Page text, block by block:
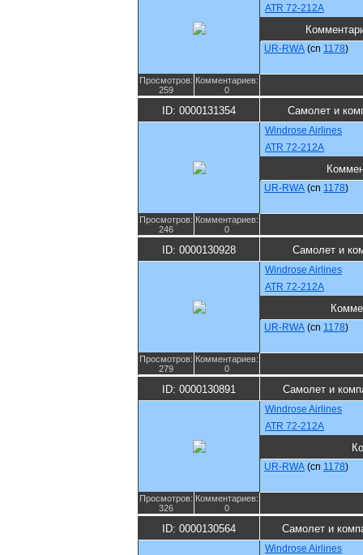
ATR 72-212A
UR-RWA (cn 1178)
Просмотров:
259
Комментариев:
0
ID: 0000131354 Самолет и
Windrose Airlines
ATR 72-212A
UR-RWA (cn 1178)
Просмотров:
246
Комментариев:
0
ID: 0000130928 Самолет и
Windrose Airlines
ATR 72-212A
UR-RWA (cn 1178)
Просмотров:
279
Комментариев:
0
ID: 0000130891 Самолет и
Windrose Airlines
ATR 72-212A
UR-RWA (cn 1178)
Просмотров:
326
Комментариев:
0
ID: 0000130564 Самолет и
Windrose Airlines